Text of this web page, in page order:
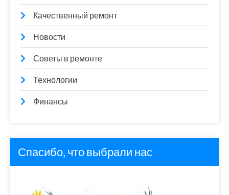
Качественный ремонт
Новости
Советы в ремонте
Технологии
Финансы
Спасибо, что выбрали нас